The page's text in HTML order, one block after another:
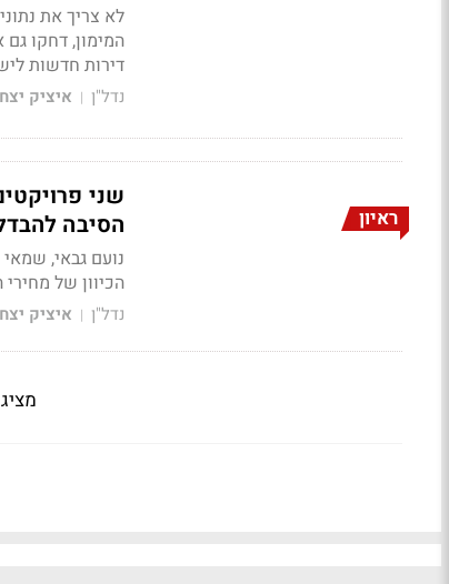
לא צריך את
המימון, דחקו
דירות חדשות
נדל"ן | איציק
ראיון
הסיבה
הכיוון של מחירי
נדל"ן | איציק
מציג דף